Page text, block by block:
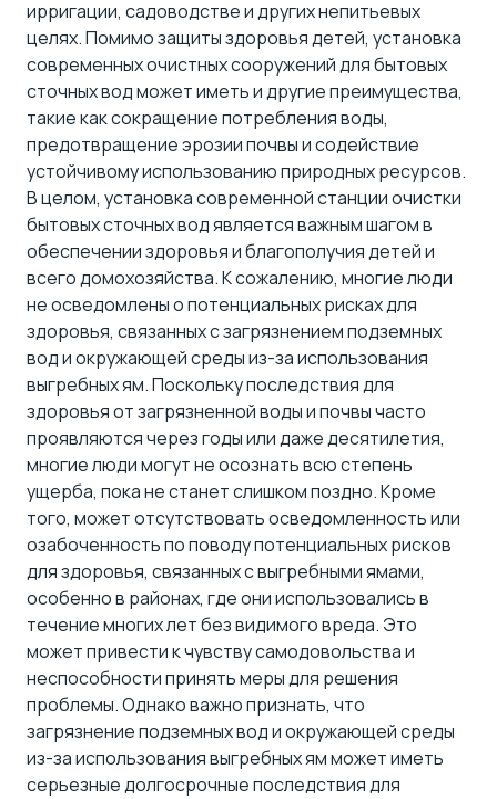
ирригации, садоводстве и других непитьевых
целях. Помимо защиты здоровья детей, установка
современных очистных сооружений для бытовых
сточных вод может иметь и другие преимущества,
такие как сокращение потребления воды,
предотвращение эрозии почвы и содействие
устойчивому использованию природных ресурсов.
В целом, установка современной станции очистки
бытовых сточных вод является важным шагом в
обеспечении здоровья и благополучия детей и
всего домохозяйства. К сожалению, многие люди
не осведомлены о потенциальных рисках для
здоровья, связанных с загрязнением подземных
вод и окружающей среды из-за использования
выгребных ям. Поскольку последствия для
здоровья от загрязненной воды и почвы часто
проявляются через годы или даже десятилетия,
многие люди могут не осознать всю степень
ущерба, пока не станет слишком поздно. Кроме
того, может отсутствовать осведомленность или
озабоченность по поводу потенциальных рисков
для здоровья, связанных с выгребными ямами,
особенно в районах, где они использовались в
течение многих лет без видимого вреда. Это
может привести к чувству самодовольства и
неспособности принять меры для решения
проблемы. Однако важно признать, что
загрязнение подземных вод и окружающей среды
из-за использования выгребных ям может иметь
серьезные долгосрочные последствия для